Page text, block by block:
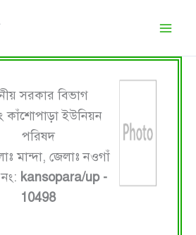
সরকার বিভাগ
কাঁশোপাড়া ইউনিয়ন
পরিষদ
মান্দা, জেলাঃ নওগাঁ
kansopara/up -
10498